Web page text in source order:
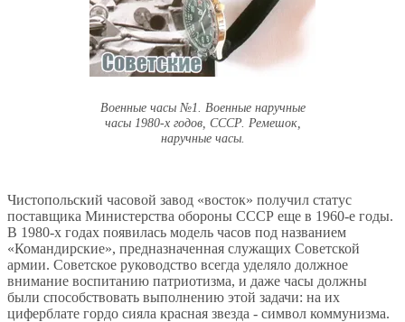
Военные часы №1. Военные наручные
часы 1980-х годов, СССР. Ремешок,
наручные часы.
Чистопольский часовой завод «восток» получил статус
поставщика Министерства обороны СССР еще в 1960-е годы.
В 1980-х годах появилась модель часов под названием
«Командирские», предназначенная служащих Советской
армии. Советское руководство всегда уделяло должное
внимание воспитанию патриотизма, и даже часы должны
были способствовать выполнению этой задачи: на их
циферблате гордо сияла красная звезда - символ коммунизма.